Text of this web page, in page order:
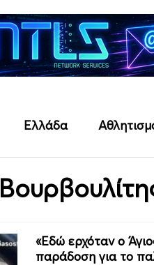
Ελλάδα
«Εδώ ερχόταν ο
παράδοση για το